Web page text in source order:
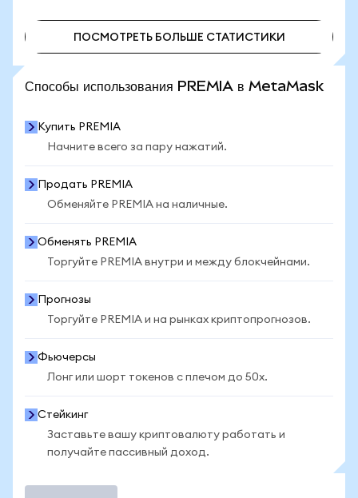
ПОСМОТРЕТЬ БОЛЬШЕ СТАТИСТИКИ
Способы использования PREMIA в MetaMask
Купить PREMIA
Начните всего за пару нажатий.
Продать PREMIA
Обменяйте PREMIA на наличные.
Обменять PREMIA
Торгуйте PREMIA внутри и между блокчейнами.
Прогнозы
Торгуйте PREMIA и на рынках криптопрогнозов.
Фьючерсы
Лонг или шорт токенов с плечом до 50x.
Стейкинг
Заставьте вашу криптовалюту работать и
получайте пассивный доход.